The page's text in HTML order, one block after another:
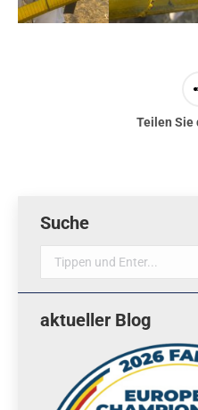
Teilen Sie
Suche
Suche
aktueller Blog